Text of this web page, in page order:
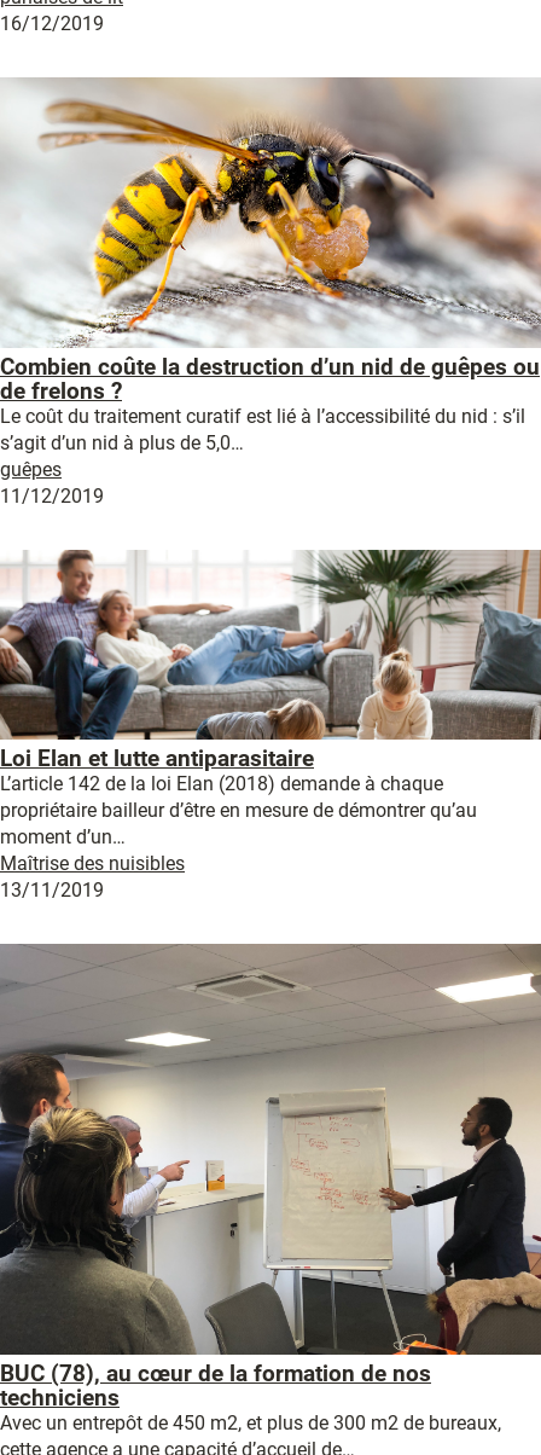
16/12/2019
Combien coûte la destruction d’un nid de guêpes ou
de frelons ?
Le coût du traitement curatif est lié à l’accessibilité du nid : s’il
s’agit d’un nid à plus de 5,0…
guêpes
11/12/2019
Loi Elan et lutte antiparasitaire
L’article 142 de la loi Elan (2018) demande à chaque
propriétaire bailleur d’être en mesure de démontrer qu’au
moment d’un…
Maîtrise des nuisibles
13/11/2019
BUC (78), au cœur de la formation de nos
techniciens
Avec un entrepôt de 450 m2, et plus de 300 m2 de bureaux,
cette agence a une capacité d’accueil de…